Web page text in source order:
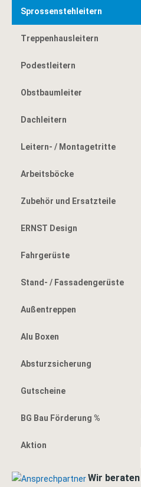
Sprossenstehleitern
Treppenhausleitern
Podestleitern
Obstbaumleiter
Dachleitern
Leitern- / Montagetritte
Arbeitsböcke
Zubehör und Ersatzteile
ERNST Design
Fahrgerüste
Stand- / Fassadengerüste
Außentreppen
Alu Boxen
Absturzsicherung
Gutscheine
BG Bau Förderung %
Aktion
Wir beraten